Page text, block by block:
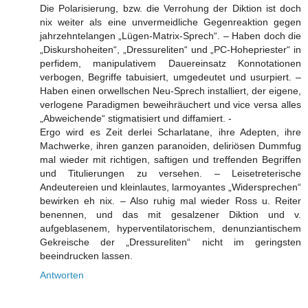
Die Polarisierung, bzw. die Verrohung der Diktion ist doch
nix weiter als eine unvermeidliche Gegenreaktion gegen
jahrzehntelangen „Lügen-Matrix-Sprech“. – Haben doch die
„Diskurshoheiten“, „Dressureliten“ und „PC-Hohepriester“ in
perfidem, manipulativem Dauereinsatz Konnotationen
verbogen, Begriffe tabuisiert, umgedeutet und usurpiert. –
Haben einen orwellschen Neu-Sprech installiert, der eigene,
verlogene Paradigmen beweihräuchert und vice versa alles
„Abweichende“ stigmatisiert und diffamiert. -
Ergo wird es Zeit derlei Scharlatane, ihre Adepten, ihre
Machwerke, ihren ganzen paranoiden, deliriösen Dummfug
mal wieder mit richtigen, saftigen und treffenden Begriffen
und Titulierungen zu versehen. – Leisetreterische
Andeutereien und kleinlautes, larmoyantes „Widersprechen“
bewirken eh nix. – Also ruhig mal wieder Ross u. Reiter
benennen, und das mit gesalzener Diktion und v.
aufgeblasenem, hyperventilatorischem, denunziantischem
Gekreische der „Dressureliten“ nicht im geringsten
beeindrucken lassen.
Antworten